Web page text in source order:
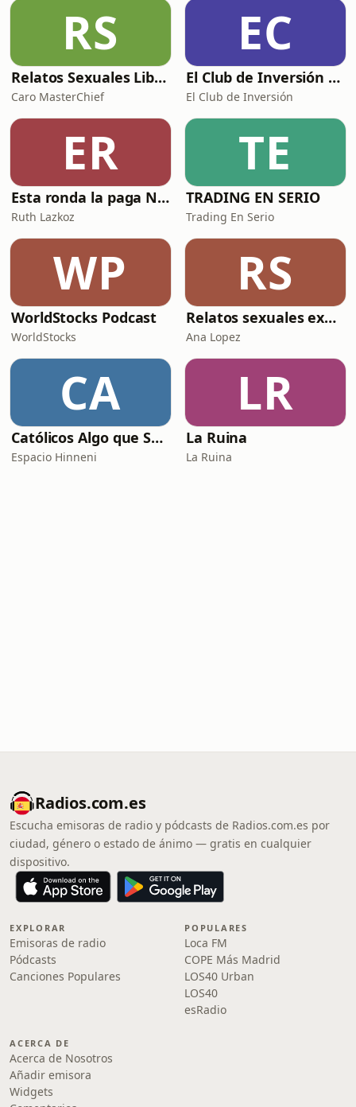
RS
Relatos Sexuales Liberales
Caro MasterChief
EC
El Club de Inversión podcast
El Club de Inversión
ER
Esta ronda la paga Newton
Ruth Lazkoz
TE
TRADING EN SERIO
Trading En Serio
WP
WorldStocks Podcast
WorldStocks
RS
Relatos sexuales explícitos
Ana Lopez
CA
Católicos Algo que Saber
Espacio Hinneni
LR
La Ruina
La Ruina
Radios.com.es
Escucha emisoras de radio y pódcasts de Radios.com.es por
ciudad, género o estado de ánimo — gratis en cualquier
dispositivo.
EXPLORAR
Emisoras de radio
Pódcasts
Canciones Populares
POPULARES
Loca FM
COPE Más Madrid
LOS40 Urban
LOS40
esRadio
ACERCA DE
Acerca de Nosotros
Añadir emisora
Widgets